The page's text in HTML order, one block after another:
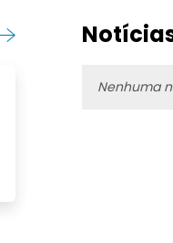
Nenhuma